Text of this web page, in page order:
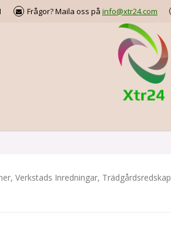
Frågor? Maila oss på info@xtr24.com
Verkstads Inredningar, Trädgårdsredskap